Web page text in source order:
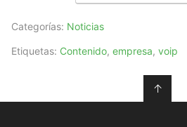
Categorías: Noticias
Etiquetas: Contenido, empresa, voip
↑